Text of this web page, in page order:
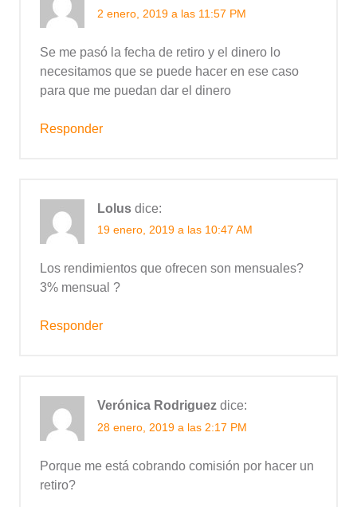
2 enero, 2019 a las 11:57 PM
Se me pasó la fecha de retiro y el dinero lo
necesitamos que se puede hacer en ese caso
para que me puedan dar el dinero
Responder
Lolus dice:
19 enero, 2019 a las 10:47 AM
Los rendimientos que ofrecen son mensuales?
3% mensual ?
Responder
Verónica Rodriguez dice:
28 enero, 2019 a las 2:17 PM
Porque me está cobrando comisión por hacer un
retiro?